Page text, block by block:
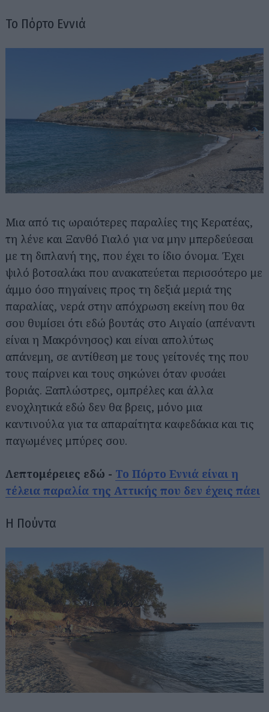
Το Πόρτο Εννιά
Μια από τις ωραιότερες παραλίες της Κερατέας,
τη λένε και Ξανθό Γιαλό για να μην μπερδεύεσαι
με τη διπλανή της, που έχει το ίδιο όνομα. Έχει
ψιλό βοτσαλάκι που ανακατεύεται περισσότερο με
άμμο όσο πηγαίνεις προς τη δεξιά μεριά της
παραλίας, νερά στην απόχρωση εκείνη που θα
σου θυμίσει ότι εδώ βουτάς στο Αιγαίο (απέναντι
είναι η Μακρόνησος) και είναι απολύτως
απάνεμη, σε αντίθεση με τους γείτονές της που
τους παίρνει και τους σηκώνει όταν φυσάει
βοριάς. Ξαπλώστρες, ομπρέλες και άλλα
ενοχλητικά εδώ δεν θα βρεις, μόνο μια
καντινούλα για τα απαραίτητα καφεδάκια και τις
παγωμένες μπύρες σου.
Λεπτομέρειες εδώ - Το Πόρτο Εννιά είναι η
τέλεια παραλία της Αττικής που δεν έχεις πάει
Η Πούντα